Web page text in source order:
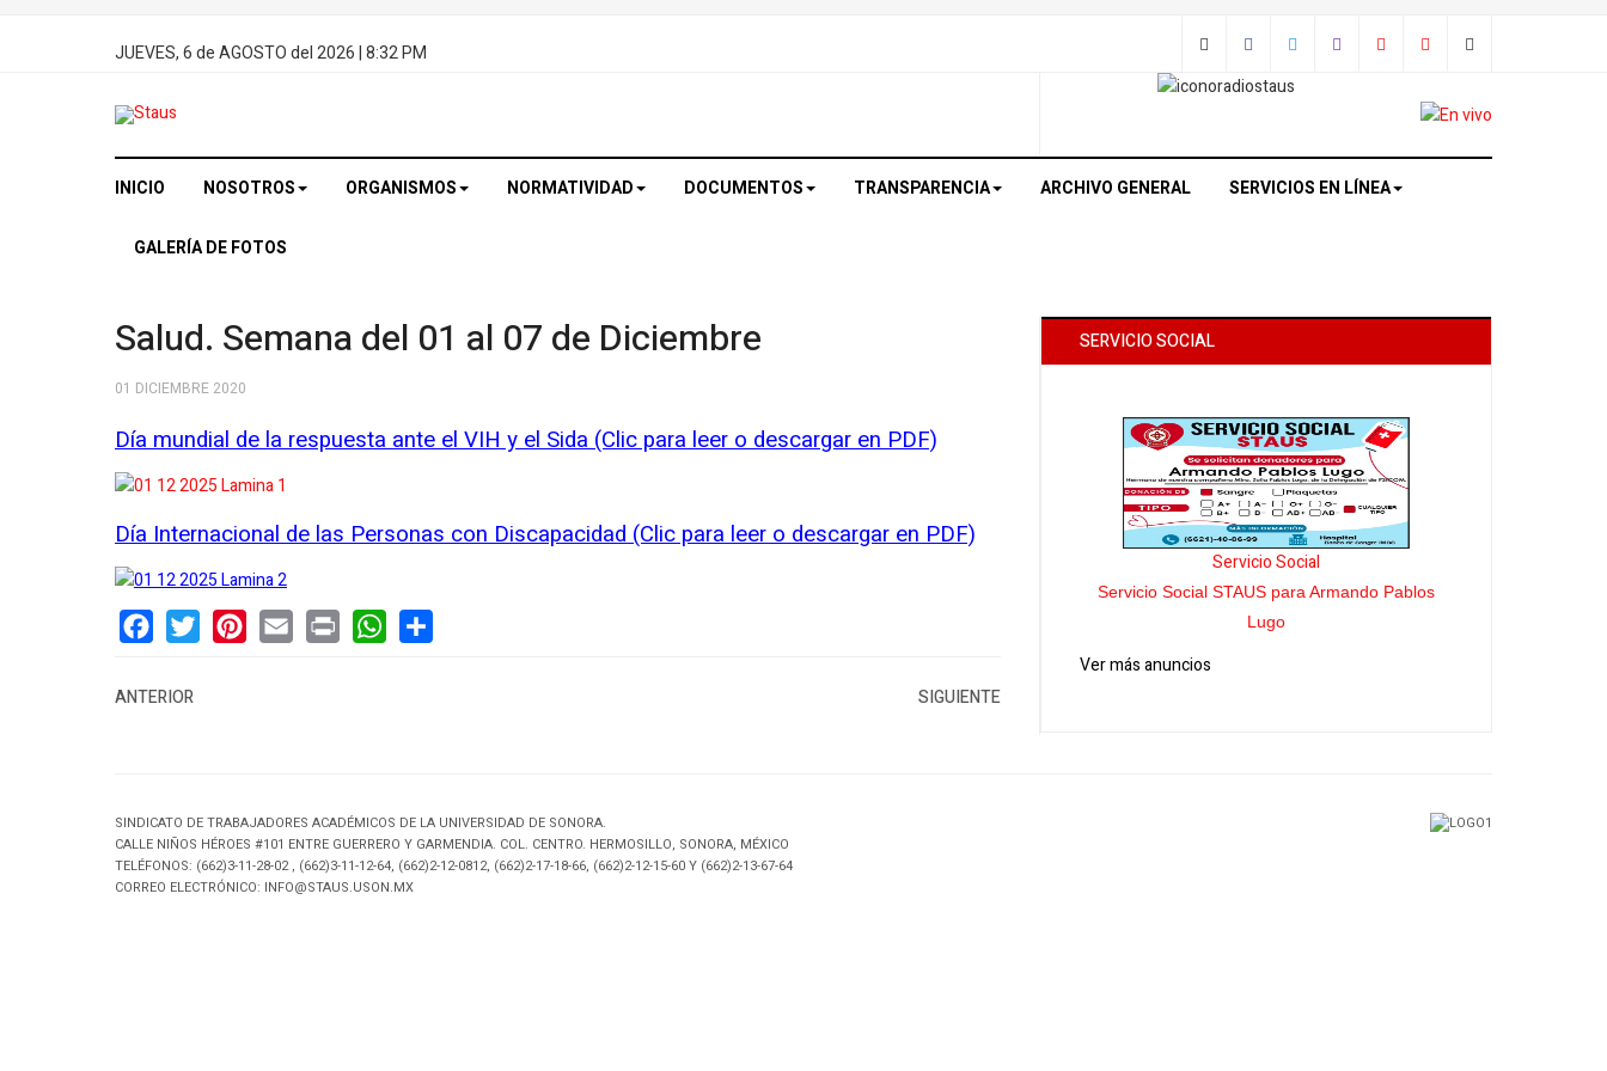
JUEVES, 6 de AGOSTO del 2026| 8:32 PM
INICIO NOSOTROS ORGANISMOS NORMATIVIDAD DOCUMENTOS TRANSPARENCIA ARCHIVO GENERAL SERVICIOS EN LÍNEA
GALERÍA DE FOTOS
Salud. Semana del 01 al 07 de Diciembre
01 DICIEMBRE 2020
Día mundial de la respuesta ante el VIH y el Sida (Clic para leer o descargar en PDF)
Día Internacional de las Personas con Discapacidad (Clic para leer o descargar en PDF)
ANTERIOR SIGUIENTE
SERVICIO SOCIAL
Servicio Social
Servicio Social STAUS para Armando Pablos
Lugo
Ver más anuncios
SINDICATO DE TRABAJADORES ACADÉMICOS DE LA UNIVERSIDAD DE SONORA.
CALLE NIÑOS HÉROES #101 ENTRE GUERRERO Y GARMENDIA. COL. CENTRO. HERMOSILLO, SONORA, MÉXICO
TELÉFONOS: (662)3-11-28-02 , (662)3-11-12-64, (662)2-12-0812, (662)2-17-18-66, (662)2-12-15-60 Y (662)2-13-67-64
CORREO ELECTRÓNICO: INFO@STAUS.USON.MX